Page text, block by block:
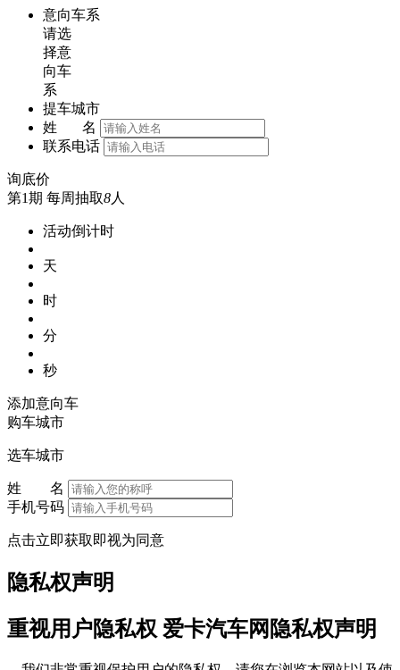
意向车系
请选
择意
向车
系
提车城市
姓 名
联系电话
询底价
第1期 每周抽取8人
活动倒计时
天
时
分
秒
添加意向车
购车城市
选车城市
姓 名
手机号码
点击立即获取即视为同意
隐私权声明
重视用户隐私权 爱卡汽车网隐私权声明